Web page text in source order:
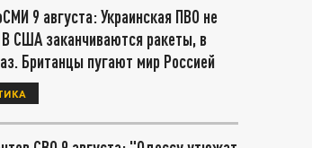
9 августа: Украинская ПВО не
В США заканчиваются ракеты, в
Британцы пугают мир Россией